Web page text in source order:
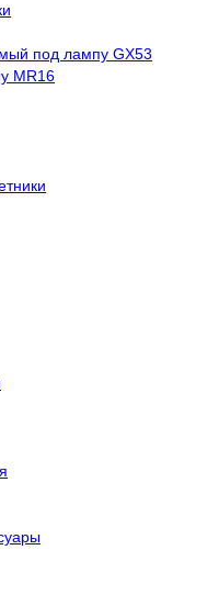
под лампу GX53
MR16